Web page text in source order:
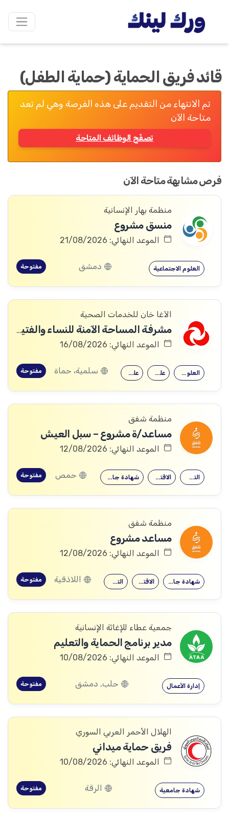
قائد فريق الحماية (حماية الطفل)
تم الانتهاء من التقديم على هذه الفرصة وهي لم تعد
متاحة الآن
تصفّح الوظائف المتاحة
فرص مشابهة متاحة الآن
منظمة بهار الإنسانية
منسق مشروع
الموعد النهائي: 21/08/2026
العلوم الاجتماعية دمشق مفتوحة
الآغا خان للخدمات الصحية
مشرفة المساحة الآمنة للنساء والفتيات (Woman and Girls Safe Space (WGSS) Supervisor).
الموعد النهائي: 16/08/2026
علم النفس علم اجتماع العلوم الاجتماعية سلمية، حماة مفتوحة
منظمة شفق
مساعد/ة مشروع – سبل العيش
الموعد النهائي: 12/08/2026
شهادة جامعية الاقتصاد التجارة حمص مفتوحة
منظمة شفق
مساعد مشروع
الموعد النهائي: 12/08/2026
التجارة الاقتصاد شهادة جامعية اللاذقية مفتوحة
جمعية عطاء للإغاثة الإنسانية
مدير برنامج الحماية والتعليم
الموعد النهائي: 10/08/2026
إدارة الأعمال حلب, دمشق مفتوحة
الهلال الأحمر العربي السوري
فريق حماية ميداني
الموعد النهائي: 10/08/2026
شهادة جامعية الرقة مفتوحة